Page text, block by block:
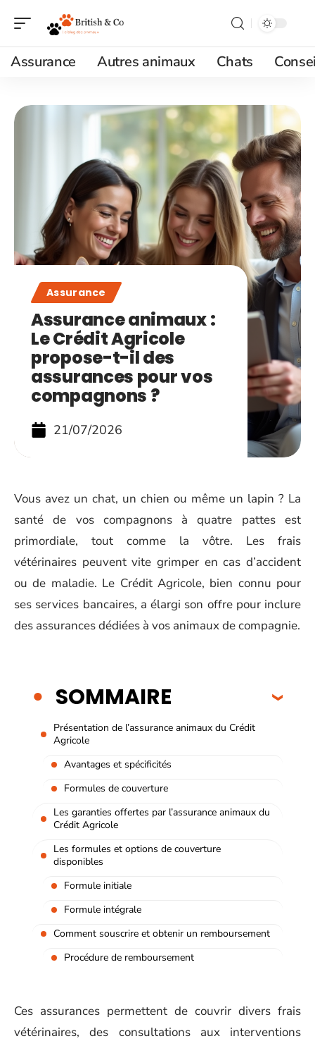
Assurance Autres animaux Chats
Assurance
Assurance animaux :
Le Crédit Agricole
propose-t-il des
assurances pour vos
compagnons ?
21/07/2026
Vous avez un chat, un chien ou même un lapin ? La
santé de vos compagnons à quatre pattes est
primordiale, tout comme la vôtre. Les frais
vétérinaires peuvent vite grimper en cas d’accident
ou de maladie. Le Crédit Agricole, bien connu pour
ses services bancaires, a élargi son offre pour inclure
des assurances dédiées à vos animaux de compagnie.
SOMMAIRE
Présentation de l’assurance animaux du Crédit
Agricole
Avantages et spécificités
Formules de couverture
Les garanties offertes par l’assurance animaux du
Crédit Agricole
Les formules et options de couverture
disponibles
Formule initiale
Formule intégrale
Comment souscrire et obtenir un remboursement
Procédure de remboursement
Ces assurances permettent de couvrir divers frais
vétérinaires, des consultations aux interventions